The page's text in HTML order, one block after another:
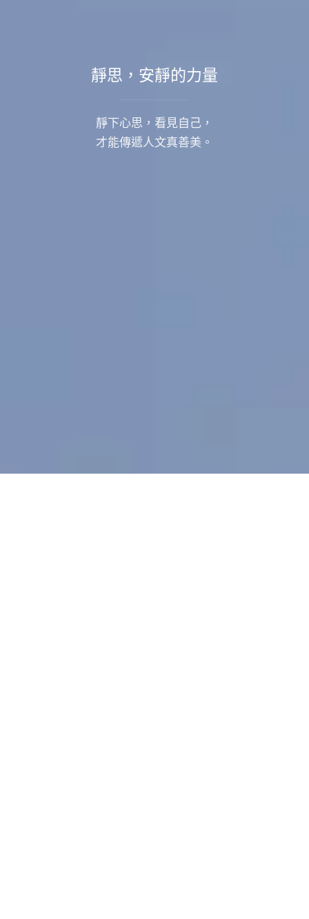
靜思，安靜的力量
靜下心思，看見自己，
才能傳遞人文真善美。